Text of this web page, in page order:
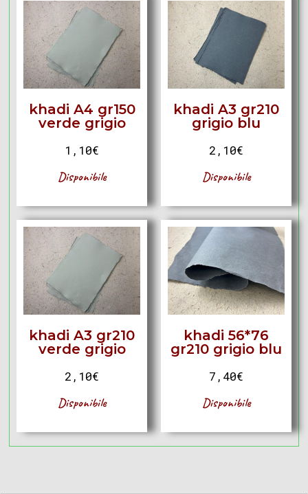
khadi A4 gr150
verde grigio
1,10€
Disponibile
khadi A3 gr210
grigio blu
2,10€
Disponibile
khadi A3 gr210
verde grigio
2,10€
Disponibile
khadi 56*76
gr210 grigio blu
7,40€
Disponibile